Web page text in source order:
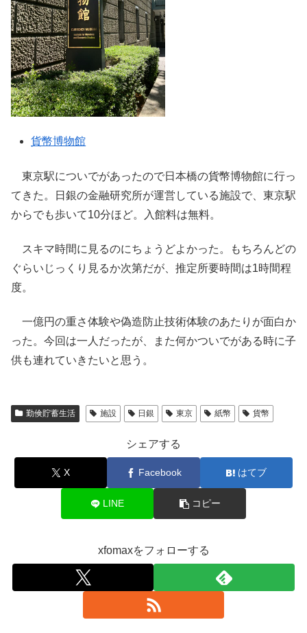
貨幣博物館
東京駅についでがあったので日本橋の貨幣博物館に行っ
てきた。日銀の金融研究所が運営している施設で、東京駅
からでも歩いて10分ほど。入館料は無料。
スキマ時間に見るのにちょうどよかった。もちろんどの
ぐらいじっくり見るか次第だが、推定所要時間は1時間程
度。
一億円の重さ体験や偽造防止技術体験のあたりが面白か
った。今回は一人だったが、また何かついでがある時に子
供も連れていきたいと思う。
勤倹貯蓄生活 施設 日銀 東京 紙幣 貨幣
シェアする
X Facebook はてブ
LINE コピー
xfomaxをフォローする